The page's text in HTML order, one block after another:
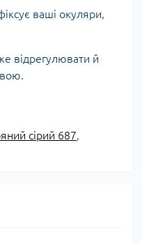
ваші окуляри,
відрегулювати й
сірий 687